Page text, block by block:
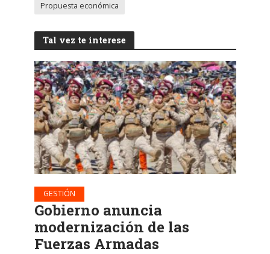
Propuesta económica
Tal vez te interese
GESTIÓN
Gobierno anuncia
modernización de las
Fuerzas Armadas